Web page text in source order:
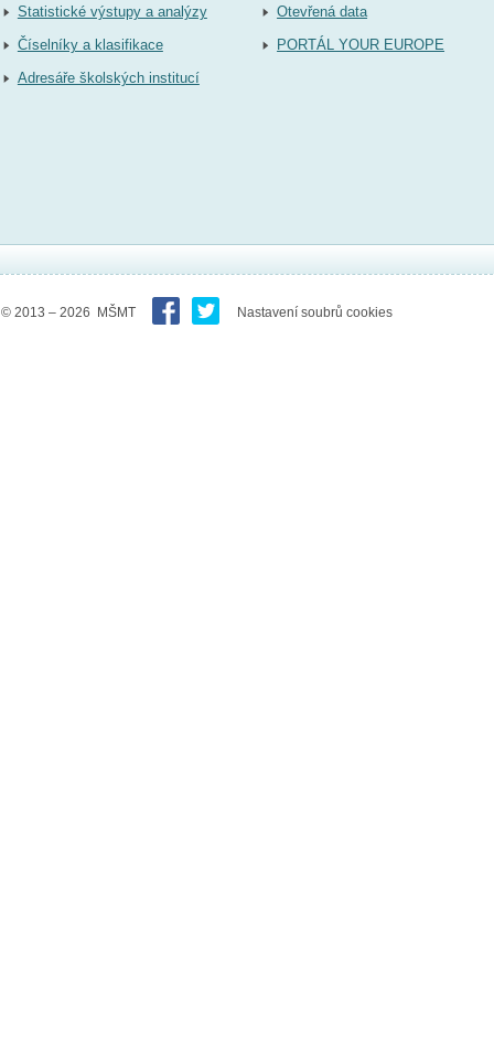
Statistické výstupy a analýzy
Číselníky a klasifikace
Adresáře školských institucí
Otevřená data
PORTÁL YOUR EUROPE
© 2013 – 2026 MŠMT Nastavení soubrů cookies